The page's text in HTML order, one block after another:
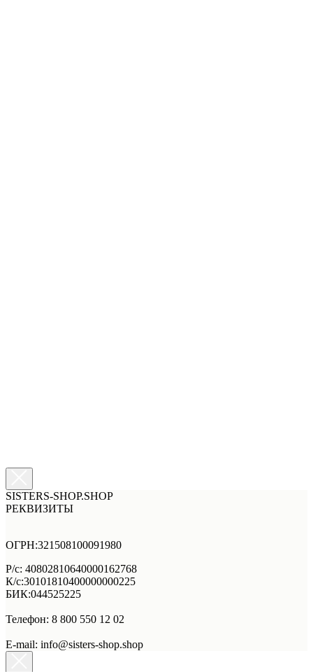
SISTERS-SHOP.SHOP
РЕКВИЗИТЫ
ОГРН:321508100091980
Р/с: 40802810640000162768
К/с:30101810400000000225
БИК:044525225
Телефон: 8 800 550 12 02
E-mail: info@sisters-shop.shop